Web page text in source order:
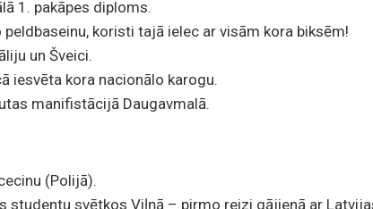
1. pakāpes diploms.
koristi tajā ielec ar visām kora biksēm!
un Šveici.
iesvēta kora nacionālo karogu.
manifistācijā Daugavmalā.
(Polijā).
studentu svētkos Viļņā – pirmo reizi gājienā ar